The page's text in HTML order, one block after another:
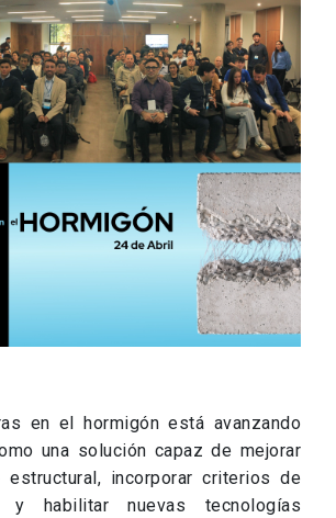
en el hormigón está avanzando
una solución capaz de mejorar
estructural, incorporar criterios de
y habilitar nuevas tecnologías